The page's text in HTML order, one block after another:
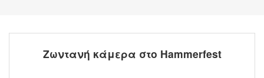
Ζωντανή κάμερα στο Hammerfest